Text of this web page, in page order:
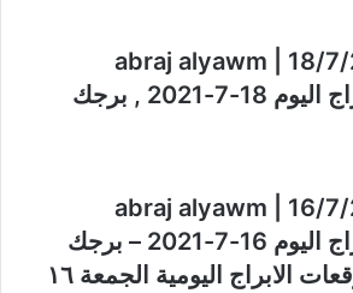
حظك اليوم 18/7/2021 | abraj alyawm
18/7/2021 – ابراج اليوم 18-7-2021 , برجك
حظك اليوم 16/7/2021 | abraj alyawm
16/7/2021 – ابراج اليوم 16-7-2021 – برجك
اليوم الجمعة – توقعات الابراج اليومية الجمعة ١٦